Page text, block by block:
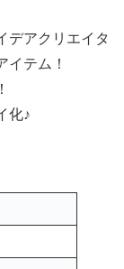
デアクリエイタ
イテム！
化♪
さし